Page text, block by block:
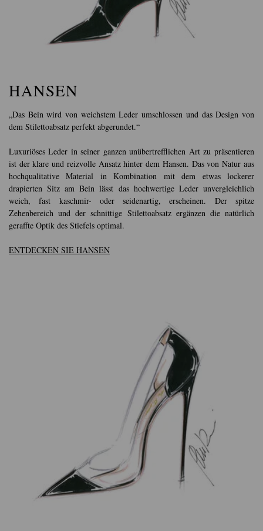
HANSEN
„Das Bein wird von weichstem Leder umschlossen und das Design von
dem Stilettoabsatz perfekt abgerundet.“
Luxuriöses Leder in seiner ganzen unübertrefflichen Art zu präsentieren
ist der klare und reizvolle Ansatz hinter dem Hansen. Das von Natur aus
hochqualitative Material in Kombination mit dem etwas lockerer
drapierten Sitz am Bein lässt das hochwertige Leder unvergleichlich
weich, fast kaschmir- oder seidenartig, erscheinen. Der spitze
Zehenbereich und der schnittige Stilettoabsatz ergänzen die natürlich
geraffte Optik des Stiefels optimal.
ENTDECKEN SIE HANSEN